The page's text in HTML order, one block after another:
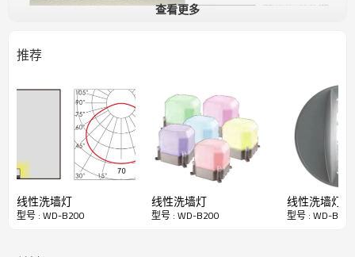
查看更多
推荐
线性洗墙灯
型号 : WD-B200
线性洗墙灯
型号 : WD-B200
线性洗墙灯
型号 : WD-B200